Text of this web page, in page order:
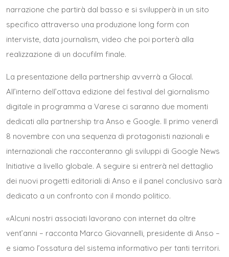
narrazione che partirà dal basso e si svilupperà in un sito
specifico attraverso una produzione long form con
interviste, data journalism, video che poi porterà alla
realizzazione di un docufilm finale.
La presentazione della partnership avverrà a Glocal.
All’interno dell’ottava edizione del festival del giornalismo
digitale in programma a Varese ci saranno due momenti
dedicati alla partnership tra Anso e Google. Il primo venerdì
8 novembre con una sequenza di protagonisti nazionali e
internazionali che racconteranno gli sviluppi di Google News
Initiative a livello globale. A seguire si entrerà nel dettaglio
dei nuovi progetti editoriali di Anso e il panel conclusivo sarà
dedicato a un confronto con il mondo politico.
«Alcuni nostri associati lavorano con internet da oltre
vent’anni – racconta Marco Giovannelli, presidente di Anso –
e siamo l’ossatura del sistema informativo per tanti territori.